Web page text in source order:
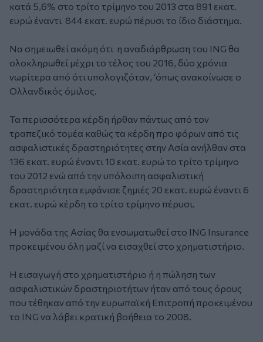
κατά 5,6% στο τρίτο τρίμηνο του 2013 στα 891 εκατ.
ευρώ έναντι 844 εκατ. ευρώ πέρυσι το ίδιο διάστημα.
Να σημειωθεί ακόμη ότι η αναδιάρθρωση του ING θα
ολοκληρωθεί μέχρι το τέλος του 2016, δύο χρόνια
νωρίτερα από ότι υπολογιζόταν, ‘όπως ανακοίνωσε ο
Ολλανδικός όμιλος.
Τα περισσότερα κέρδη ήρθαν πάντως από τον
τραπεζικό τομέα καθώς τα κέρδη προ φόρων από τις
ασφαλιστικές δραστηριότητες στην Ασία ανήλθαν στα
136 εκατ. ευρώ έναντι 10 εκατ. ευρώ το τρίτο τρίμηνο
του 2012 ενώ από την υπόλοιπη ασφαλιστική
δραστηριότητα εμφάνισε ζημιές 20 εκατ. ευρώ έναντι 6
εκατ. ευρώ κέρδη το τρίτο τρίμηνο πέρυσι.
Η μονάδα της Ασίας θα ενσωματωθεί στο ING Insurance
προκειμένου όλη μαζί να εισαχθεί στο χρηματιστήριο.
Η εισαγωγή στο χρηματιστήριο ή η πώληση των
ασφαλιστικών δραστηριοτήτων ήταν από τους όρους
που τέθηκαν από την ευρωπαϊκή Επιτροπή προκειμένου
το ING να λάβει κρατική βοήθεια το 2008.